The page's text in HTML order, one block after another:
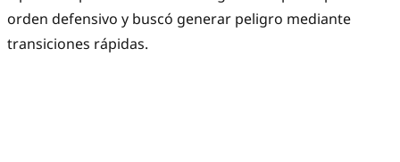
orden defensivo y buscó generar peligro mediante
transiciones rápidas.